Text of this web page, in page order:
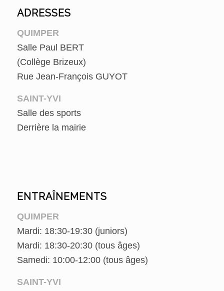
ADRESSES
QUIMPER
Salle Paul BERT
(Collège Brizeux)
Rue Jean-François GUYOT
SAINT-YVI
Salle des sports
Derrière la mairie
ENTRAÎNEMENTS
QUIMPER
Mardi: 18:30-19:30 (juniors)
Mardi: 18:30-20:30 (tous âges)
Samedi: 10:00-12:00 (tous âges)
SAINT-YVI